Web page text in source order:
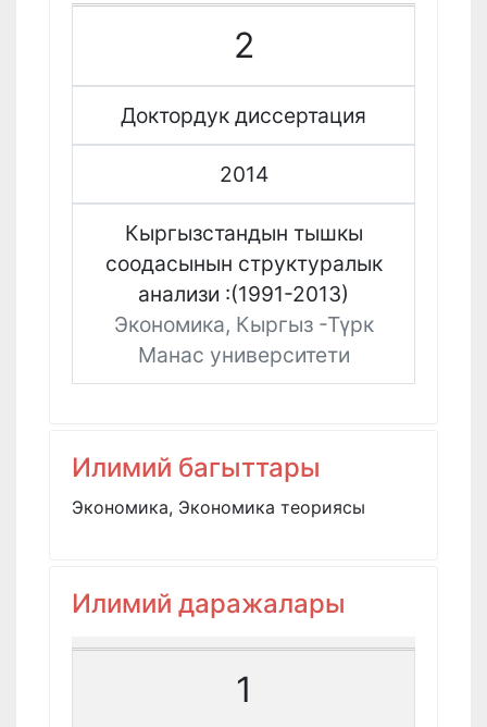
2
Доктордук диссертация
2014
Кыргызстандын тышкы
соодасынын структуралык
анализи :(1991-2013)
Экономика, Кыргыз -Түрк
Манас университети
Илимий багыттары
Экономика, Экономика теориясы
Илимий даражалары
1